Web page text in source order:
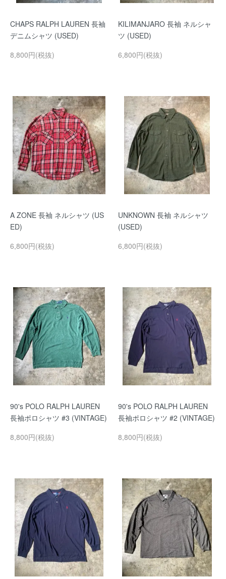
CHAPS RALPH LAUREN 長袖
デニムシャツ (USED)
8,800円(税抜)
KILIMANJARO 長袖 ネルシャ
ツ (USED)
6,800円(税抜)
A ZONE 長袖 ネルシャツ (US
ED)
6,800円(税抜)
UNKNOWN 長袖 ネルシャツ
(USED)
6,800円(税抜)
90's POLO RALPH LAUREN
長袖ポロシャツ #3 (VINTAGE)
8,800円(税抜)
90's POLO RALPH LAUREN
長袖ポロシャツ #2 (VINTAGE)
8,800円(税抜)